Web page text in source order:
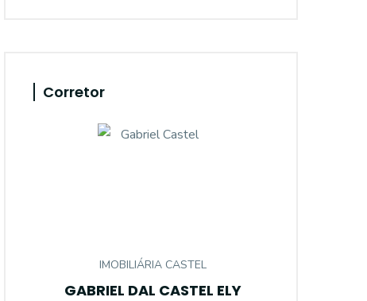
Corretor
IMOBILIÁRIA CASTEL
GABRIEL DAL CASTEL ELY